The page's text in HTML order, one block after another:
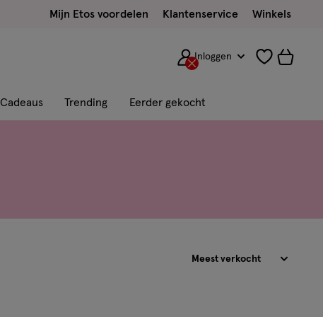
Mijn Etos voordelen Klantenservice Winkels
Inloggen
Cadeaus Trending Eerder gekocht